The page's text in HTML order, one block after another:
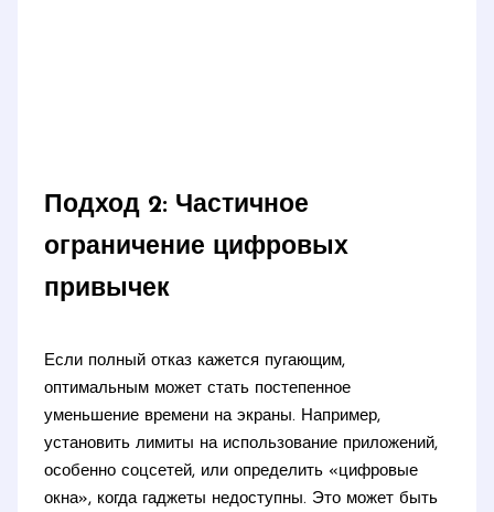
Подход 2: Частичное
ограничение цифровых
привычек
Если полный отказ кажется пугающим,
оптимальным может стать постепенное
уменьшение времени на экраны. Например,
установить лимиты на использование приложений,
особенно соцсетей, или определить «цифровые
окна», когда гаджеты недоступны. Это может быть